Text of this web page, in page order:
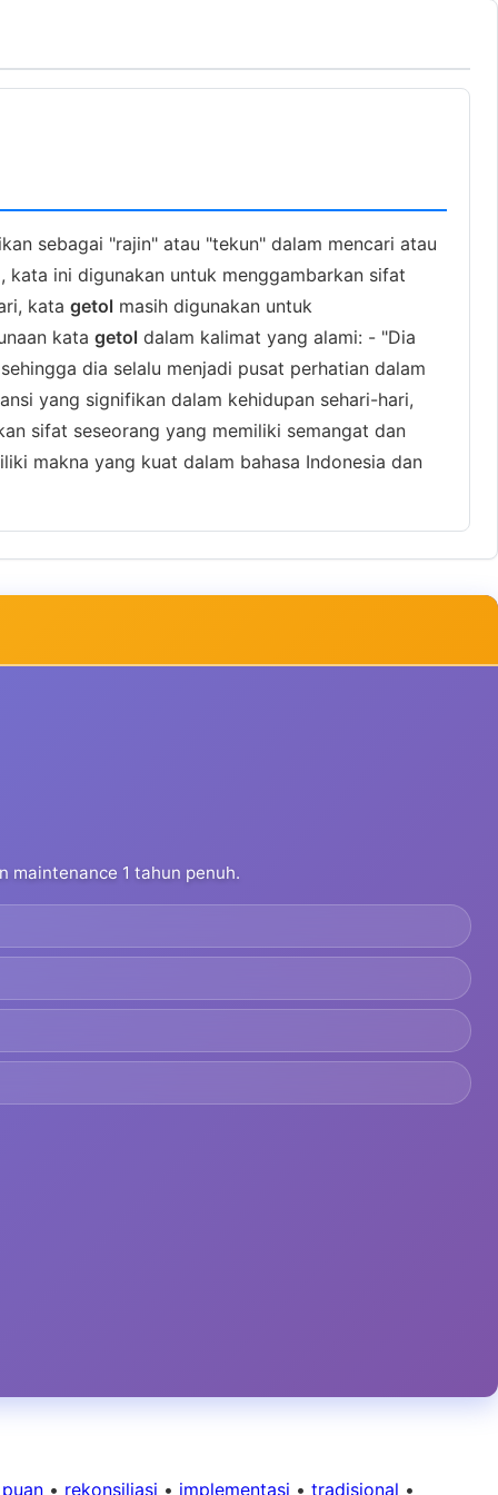
sebagai "rajin" atau "tekun" dalam mencari atau
ini digunakan untuk menggambarkan sifat
kata getol masih digunakan untuk
kata getol dalam kalimat yang alami: - "Dia
dia selalu menjadi pusat perhatian dalam
yang signifikan dalam kehidupan sehari-hari,
sifat seseorang yang memiliki semangat dan
makna yang kuat dalam bahasa Indonesia dan
maintenance 1 tahun penuh.
puan • rekonsiliasi • implementasi • tradisional •